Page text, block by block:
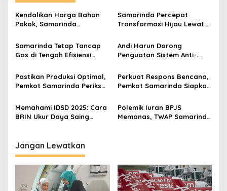
Kendalikan Harga Bahan
Pokok, Samarinda
Pasar Tradisional
Samarinda Percepat
Transformasi Hijau Lewat
Sampah
Samarinda Tetap Tancap
Gas di Tengah Efisiensi
Usung Creative Financing
Andi Harun Dorong
Penguatan Sistem Anti-
Samarinda
Pastikan Produksi Optimal,
Pemkot Samarinda Periksa
Farm
Perkuat Respons Bencana,
Pemkot Samarinda Siapkan
Memahami IDSD 2025: Cara
BRIN Ukur Daya Saing
Polemik Iuran BPJS
Memanas, TWAP Samarinda
Jangan Lewatkan